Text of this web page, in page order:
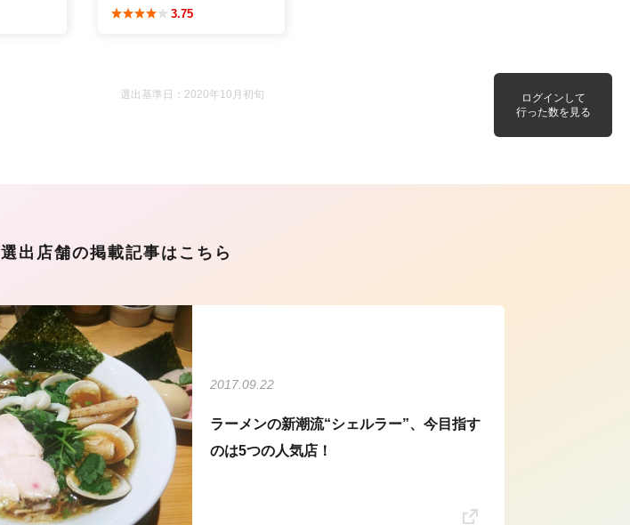
3.75
選出基準日：2020年10月初旬
ログインして
行った数を見る
選出店舗の掲載記事はこちら
2017.09.22
ラーメンの新潮流“シェルラー”、今目指す
のは5つの人気店！